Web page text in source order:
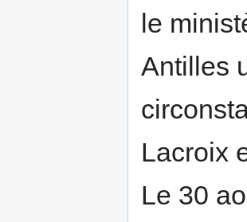
le
Antilles
Lacroix
Le 30